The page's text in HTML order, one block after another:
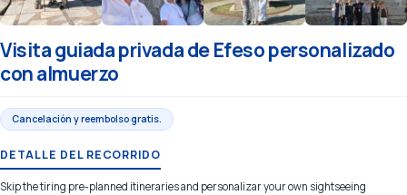
Visita guiada privada de Efeso personalizado
con almuerzo
Cancelación y reembolso gratis.
DETALLE DEL RECORRIDO
Skip the tiring pre-planned itineraries and personalizar your own sightseeing